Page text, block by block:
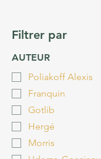
Filtrer par
AUTEUR
Poliakoff Alexis
Franquin
Gotlib
Hergé
Morris